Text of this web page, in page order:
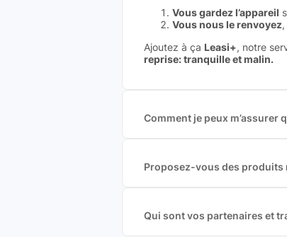
Vous gardez l’appareil
Vous nous le renvoyez
Ajoutez à ça Leasi+, notre
reprise: tranquille et malin.
Comment je peux
Proposez-vous des produits
Qui sont vos partenaires et